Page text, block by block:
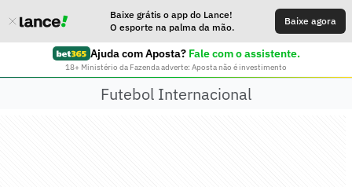
Baixe grátis o app do Lance!
O esporte na palma da mão.
Baixe agora
Ajuda com Aposta? Fale com o assistente.
18+ Ministério da Fazenda adverte: Aposta não é investimento
Futebol Internacional